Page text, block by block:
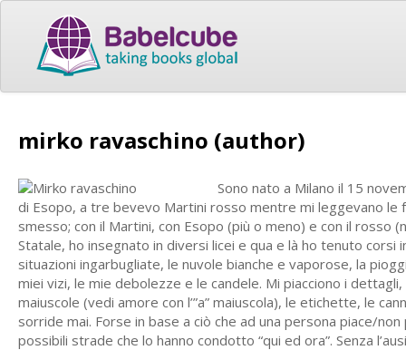
mirko ravaschino (author)
Sono nato a Milano il 15
di Esopo, a tre bevevo Martini rosso mentre mi leggevano
smesso; con il Martini, con Esopo (più o meno) e con il
Statale, ho insegnato in diversi licei e qua e là ho tenuto
situazioni ingarbugliate, le nuvole bianche e vaporose, la
miei vizi, le mie debolezze e le candele. Mi piacciono i dettagli,
maiuscole (vedi amore con l’”a” maiuscola), le etichette, le
sorride mai. Forse in base a ciò che ad una persona piace/
possibili strade che lo hanno condotto “qui ed ora”. Senza